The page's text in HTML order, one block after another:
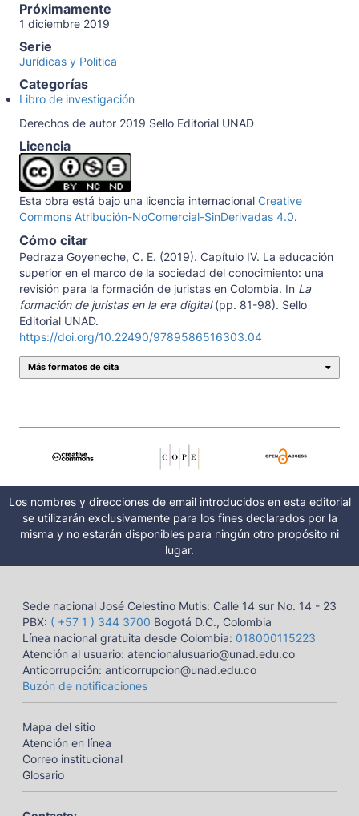
Próximamente
1 diciembre 2019
Serie
Jurídicas y Politica
Categorías
Libro de investigación
Derechos de autor 2019 Sello Editorial UNAD
Licencia
Esta obra está bajo una licencia internacional Creative
Commons Atribución-NoComercial-SinDerivadas 4.0.
Cómo citar
Pedraza Goyeneche, C. E. (2019). Capítulo IV. La educación
superior en el marco de la sociedad del conocimiento: una
revisión para la formación de juristas en Colombia. In La
formación de juristas en la era digital(pp. 81-98). Sello
Editorial UNAD.
https://doi.org/10.22490/9789586516303.04
Más formatos de cita
Los nombres y direcciones de email introducidos en esta editorial
se utilizarán exclusivamente para los fines declarados por la
misma y no estarán disponibles para ningún otro propósito ni
lugar.
Sede nacional José Celestino Mutis: Calle 14 sur No. 14 - 23
PBX: ( +57 1 ) 344 3700 Bogotá D.C., Colombia
Línea nacional gratuita desde Colombia: 018000115223
Atención al usuario: atencionalusuario@unad.edu.co
Anticorrupción: anticorrupcion@unad.edu.co
Buzón de notificaciones
Mapa del sitio
Atención en línea
Correo institucional
Glosario